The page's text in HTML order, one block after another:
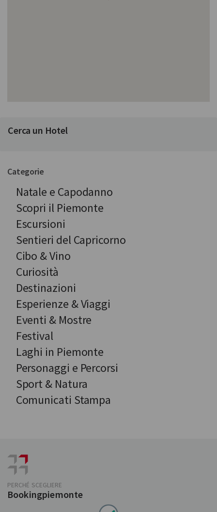
Cerca un Hotel
Categorie
Natale e Capodanno
Scopri il Piemonte
Escursioni
Sentieri del Capricorno
Cibo & Vino
Curiosità
Destinazioni
Esperienze & Viaggi
Eventi & Mostre
Festival
Laghi in Piemonte
Personaggi e Percorsi
Sport & Natura
Comunicati Stampa
PERCHÉ SCEGLIERE
Bookingpiemonte